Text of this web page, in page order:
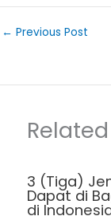
← Previous Post
3 (Tiga)
Dapat di
di